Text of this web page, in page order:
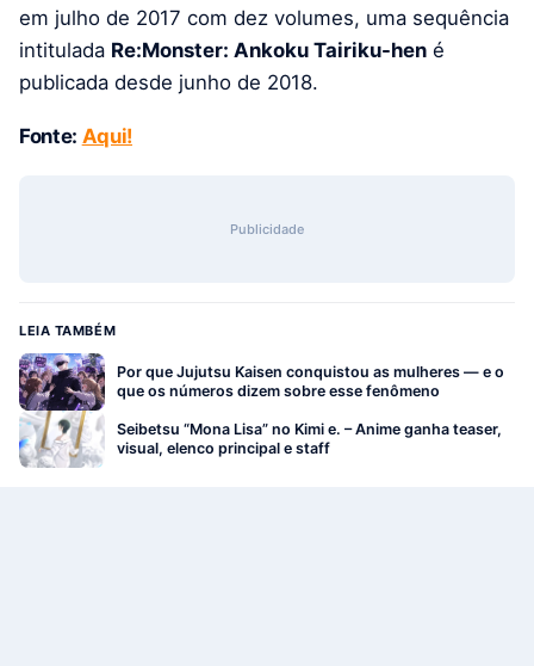
em julho de 2017 com dez volumes, uma sequência
intitulada Re:Monster: Ankoku Tairiku-hen é
publicada desde junho de 2018.
Fonte: Aqui!
Publicidade
LEIA TAMBÉM
Por que Jujutsu Kaisen conquistou as mulheres — e o
que os números dizem sobre esse fenômeno
Seibetsu “Mona Lisa” no Kimi e. – Anime ganha teaser,
visual, elenco principal e staff